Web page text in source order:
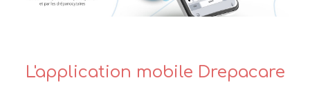
L'application mobile Drepacare